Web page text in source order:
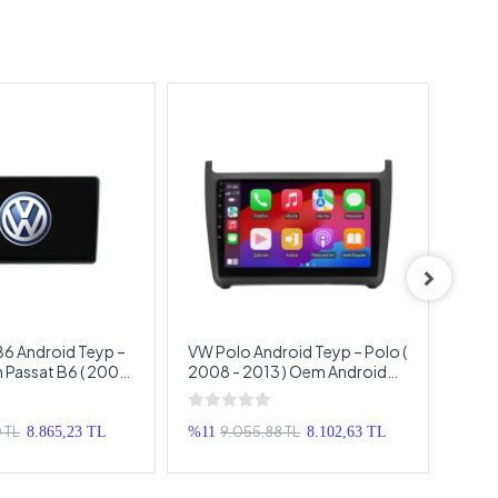
Android Teyp –
B6 ( 2004
Android
VW Passat B6
Teyp
8.865,23 TL
VW Polo Android Teyp – Polo (
2008 - 2013 ) Oem Android
Multimedya – VW Polo
Android Double Teyp
%11 9.055,88 TL 8.102,63 TL